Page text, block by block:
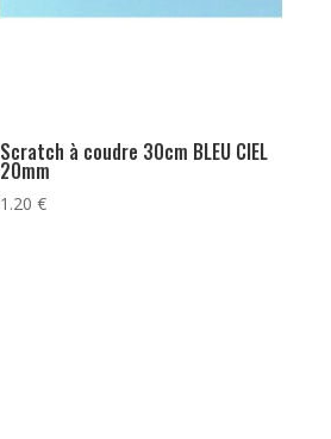
Scratch à coudre 30cm BLEU CIEL
20mm
1.20€